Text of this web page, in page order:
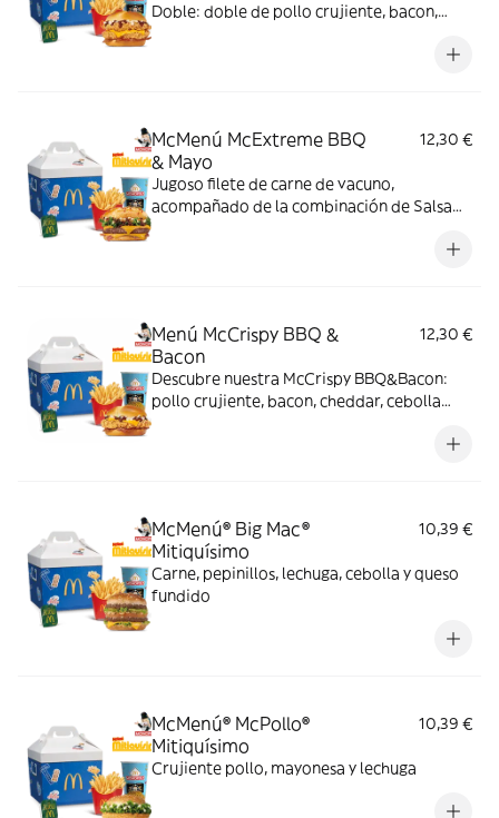
Doble: doble de pollo crujiente, bacon,
McMenú McExtreme BBQ
& Mayo
12,30 €
Jugoso filete de carne de vacuno,
acompañado de la combinación de Salsa
doble de cheddar, lechuga fresca y tiras de
Menú McCrispy BBQ &
Bacon
12,30 €
Descubre nuestra McCrispy BBQ&Bacon:
pollo crujiente, bacon, cheddar, cebolla
harina de trigo con copos de patata. ¡Sabor
McMenú® Big Mac®
Mitiquísimo
10,39 €
Carne, pepinillos, lechuga, cebolla y queso
fundido
McMenú® McPollo®
Mitiquísimo
10,39 €
Crujiente pollo, mayonesa y lechuga